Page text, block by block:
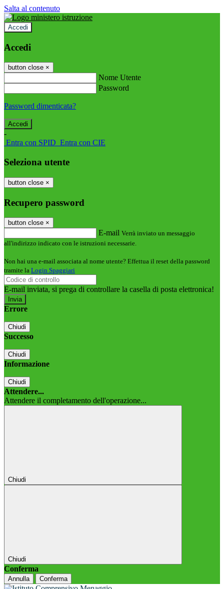
Salta al contenuto
Accedi
Accedi
button close ×
Nome Utente
Password
Password dimenticata?
-
Entra con SPID Entra con CIE
Seleziona utente
button close ×
Recupero password
button close ×
E-mail Verrà inviato un messaggio
all'indirizzo indicato con le istruzioni necessarie.
Non hai una e-mail associata al nome utente? Effettua il reset della password
tramite la Login Spaggiari
E-mail inviata, si prega di controllare la casella di posta elettronica!
Errore
Chiudi
Successo
Chiudi
Informazione
Chiudi
Attendere...
Attendere il completamento dell'operazione...
Chiudi
Chiudi
Conferma
Annulla Conferma